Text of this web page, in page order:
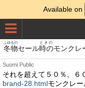
Available on
冬物
ふゆもの
セール時の
ときの
モンク
Suomi Public
それを超えて５０％、６
brand-28.htmlモンクレ